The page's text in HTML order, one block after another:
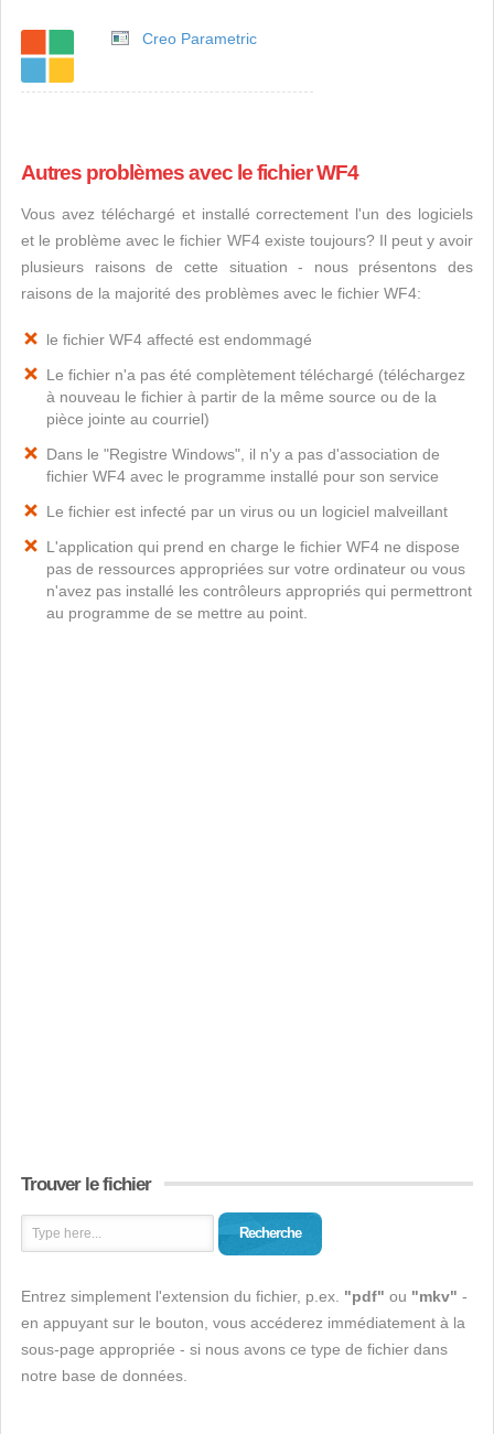
Creo Parametric
Autres problèmes avec le fichier WF4
Vous avez téléchargé et installé correctement l'un des logiciels
et le problème avec le fichier WF4 existe toujours? Il peut y avoir
plusieurs raisons de cette situation - nous présentons des
raisons de la majorité des problèmes avec le fichier WF4:
le fichier WF4 affecté est endommagé
Le fichier n'a pas été complètement téléchargé (téléchargez
à nouveau le fichier à partir de la même source ou de la
pièce jointe au courriel)
Dans le "Registre Windows", il n'y a pas d'association de
fichier WF4 avec le programme installé pour son service
Le fichier est infecté par un virus ou un logiciel malveillant
L'application qui prend en charge le fichier WF4 ne dispose
pas de ressources appropriées sur votre ordinateur ou vous
n'avez pas installé les contrôleurs appropriés qui permettront
au programme de se mettre au point.
Trouver le fichier
Recherche
Entrez simplement l'extension du fichier, p.ex. "pdf" ou "mkv" -
en appuyant sur le bouton, vous accéderez immédiatement à la
sous-page appropriée - si nous avons ce type de fichier dans
notre base de données.